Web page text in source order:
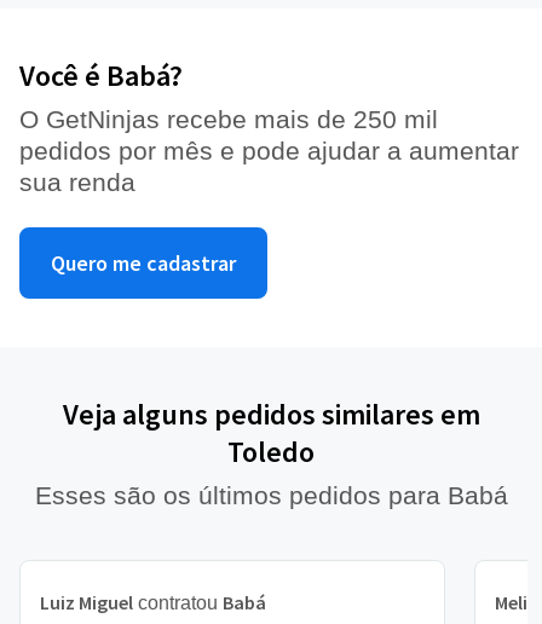
Você é Babá?
O GetNinjas recebe mais de 250 mil
pedidos por mês e pode ajudar a aumentar
sua renda
Quero me cadastrar
Veja alguns pedidos similares em
Toledo
Esses são os últimos pedidos para Babá
Luiz Miguel contratou Babá